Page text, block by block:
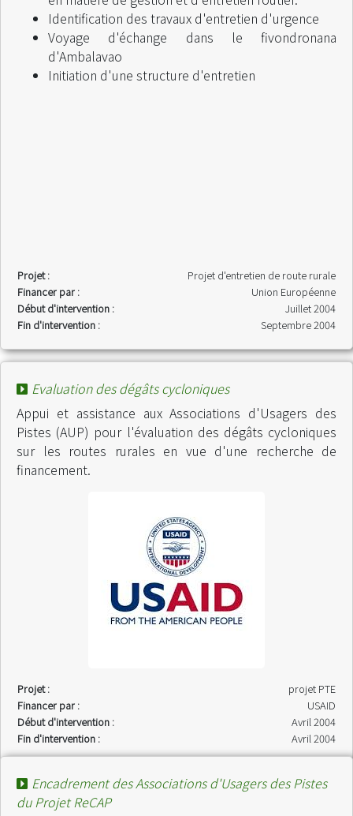
Identification des travaux d'entretien d'urgence
Voyage d'échange dans le fivondronana
d'Ambalavao
Initiation d'une structure d'entretien
Projet :
Projet d'entretien de route rurale
Financer par :
Union Européenne
Début d'intervention :
Juillet 2004
Fin d'intervention :
Septembre 2004
Evaluation des dégâts cycloniques
Appui et assistance aux Associations d'Usagers des
Pistes (AUP) pour l'évaluation des dégâts cycloniques
sur les routes rurales en vue d'une recherche de
financement.
Projet :
projet PTE
Financer par :
USAID
Début d'intervention :
Avril 2004
Fin d'intervention :
Avril 2004
Encadrement des Associations d'Usagers des Pistes
du Projet ReCAP